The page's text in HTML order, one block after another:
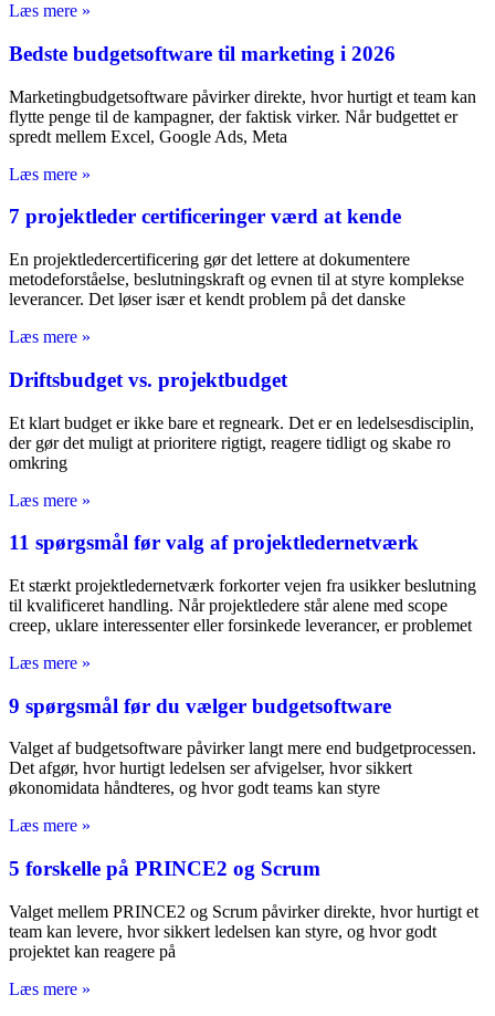
Læs mere »
Bedste budgetsoftware til marketing i 2026
Marketingbudgetsoftware påvirker direkte, hvor hurtigt et team kan
flytte penge til de kampagner, der faktisk virker. Når budgettet er
spredt mellem Excel, Google Ads, Meta
Læs mere »
7 projektleder certificeringer værd at kende
En projektledercertificering gør det lettere at dokumentere
metodeforståelse, beslutningskraft og evnen til at styre komplekse
leverancer. Det løser især et kendt problem på det danske
Læs mere »
Driftsbudget vs. projektbudget
Et klart budget er ikke bare et regneark. Det er en ledelsesdisciplin,
der gør det muligt at prioritere rigtigt, reagere tidligt og skabe ro
omkring
Læs mere »
11 spørgsmål før valg af projektledernetværk
Et stærkt projektledernetværk forkorter vejen fra usikker beslutning
til kvalificeret handling. Når projektledere står alene med scope
creep, uklare interessenter eller forsinkede leverancer, er problemet
Læs mere »
9 spørgsmål før du vælger budgetsoftware
Valget af budgetsoftware påvirker langt mere end budgetprocessen.
Det afgør, hvor hurtigt ledelsen ser afvigelser, hvor sikkert
økonomidata håndteres, og hvor godt teams kan styre
Læs mere »
5 forskelle på PRINCE2 og Scrum
Valget mellem PRINCE2 og Scrum påvirker direkte, hvor hurtigt et
team kan levere, hvor sikkert ledelsen kan styre, og hvor godt
projektet kan reagere på
Læs mere »